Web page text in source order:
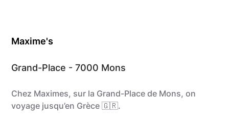
Maxime's
Grand-Place - 7000 Mons
Chez Maximes, sur la Grand-Place de Mons, on
voyage jusqu’en Grèce 🇬🇷​.